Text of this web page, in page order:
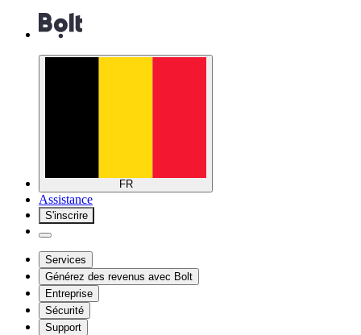
FR
Assistance
S'inscrire
Services
Générez des revenus avec Bolt
Entreprise
Sécurité
Support